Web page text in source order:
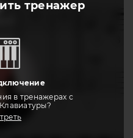
тренажер
в тренажерах с